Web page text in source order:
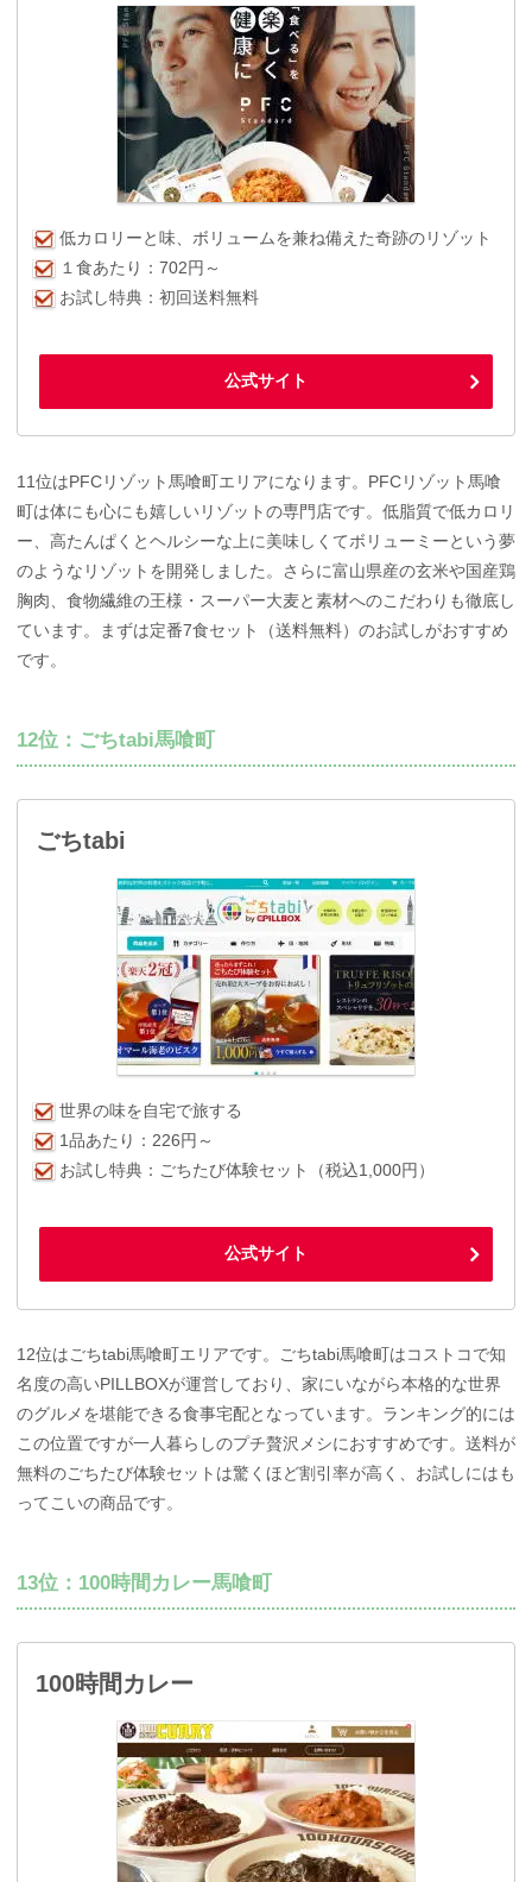
低カロリーと味、ボリュームを兼ね備えた奇跡のリゾット
１食あたり：702円～
お試し特典：初回送料無料
公式サイト
11位はPFCリゾット馬喰町エリアになります。PFCリゾット馬喰
町は体にも心にも嬉しいリゾットの専門店です。低脂質で低カロリ
ー、高たんぱくとヘルシーな上に美味しくてボリューミーという夢
のようなリゾットを開発しました。さらに富山県産の玄米や国産鶏
胸肉、食物繊維の王様・スーパー大麦と素材へのこだわりも徹底し
ています。まずは定番7食セット（送料無料）のお試しがおすすめ
です。
12位：ごちtabi馬喰町
ごちtabi
世界の味を自宅で旅する
1品あたり：226円～
お試し特典：ごちたび体験セット（税込1,000円）
公式サイト
12位はごちtabi馬喰町エリアです。ごちtabi馬喰町はコストコで知
名度の高いPILLBOXが運営しており、家にいながら本格的な世界
のグルメを堪能できる食事宅配となっています。ランキング的には
この位置ですが一人暮らしのプチ贅沢メシにおすすめです。送料が
無料のごちたび体験セットは驚くほど割引率が高く、お試しにはも
ってこいの商品です。
13位：100時間カレー馬喰町
100時間カレー